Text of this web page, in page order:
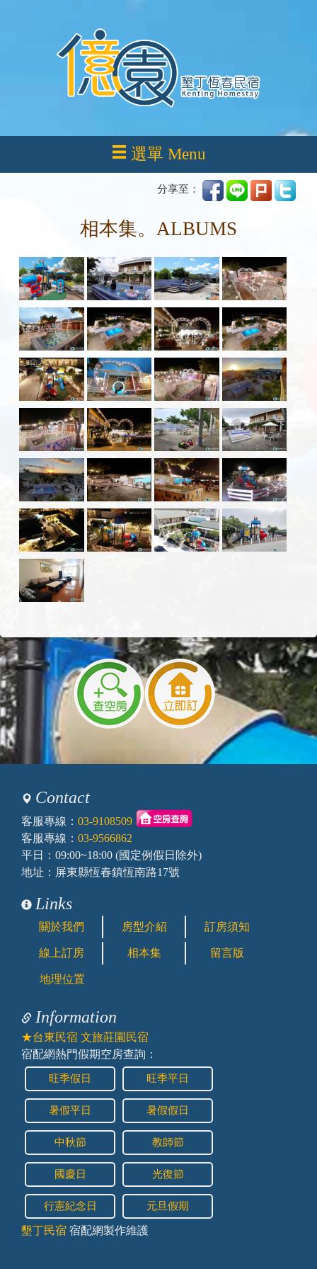
選單 Menu
分享至：
相本集。ALBUMS
Contact
客服專線： 03-9108509
客服專線： 03-9566862
平日：09:00~18:00 (國定例假日除外)
地址：屏東縣恆春鎮恆南路17號
Links
關於我們 房型介紹 訂房須知
線上訂房 相本集 留言版
地理位置
Information
★台東民宿 文旅莊園民宿
宿配網熱門假期空房查詢：
旺季假日 旺季平日
暑假平日 暑假假日
中秋節 教師節
國慶日 光復節
行憲紀念日 元旦假期
墾丁民宿 宿配網製作維護